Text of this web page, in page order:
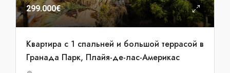
299.000€
Квартира с 1 спальней и большой террасой в
Гранада Парк, Плайя-де-лас-Америкас